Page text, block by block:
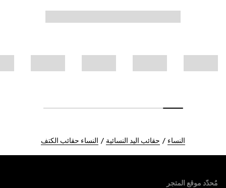
النساء حقائب اليد النسائية النساء حقائب الكتف
مُحدّد موقع المتجر